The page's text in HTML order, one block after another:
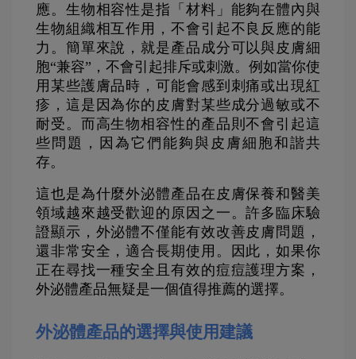
應。生物相容性是指「材料」能夠在體內與
生物組織相互作用，不會引起不良反應的能
力。簡單來說，就是產品成分可以與皮膚細
胞“兼容”，不會引起排斥或刺激。例如當你使
用某些護膚品時，可能會感到刺痛或出現紅
疹，這是因為你的皮膚對某些成分過敏或不
耐受。而高生物相容性的產品則不會引起這
些問題，因為它們能夠與皮膚細胞和諧共
存。
這也是為什麼外泌體產品在皮膚保養和醫美
領域越來越受歡迎的原因之一。許多臨床驗
證顯示，外泌體不僅能有效改善皮膚問題，
還非常安全，適合長期使用。因此，如果你
正在尋找一種安全且有效的痘痘護理方案，
外泌體產品無疑是一個值得推薦的選擇。
外泌體產品的選擇與使用建議